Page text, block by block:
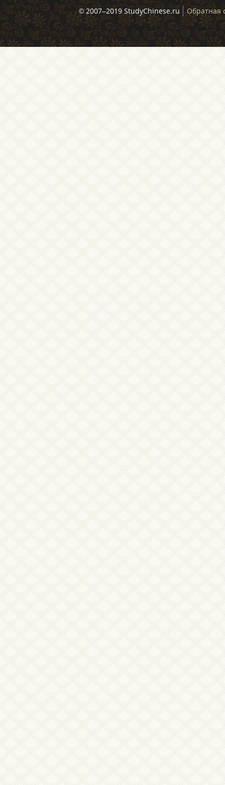
© 2007–2019 StudyChinese.ru Обратная